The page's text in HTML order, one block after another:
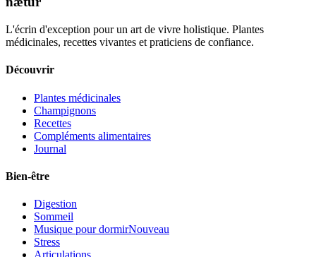
L'écrin d'exception pour un art de vivre holistique. Plantes
médicinales, recettes vivantes et praticiens de confiance.
Découvrir
Plantes médicinales
Champignons
Recettes
Compléments alimentaires
Journal
Bien-être
Digestion
Sommeil
Musique pour dormirNouveau
Stress